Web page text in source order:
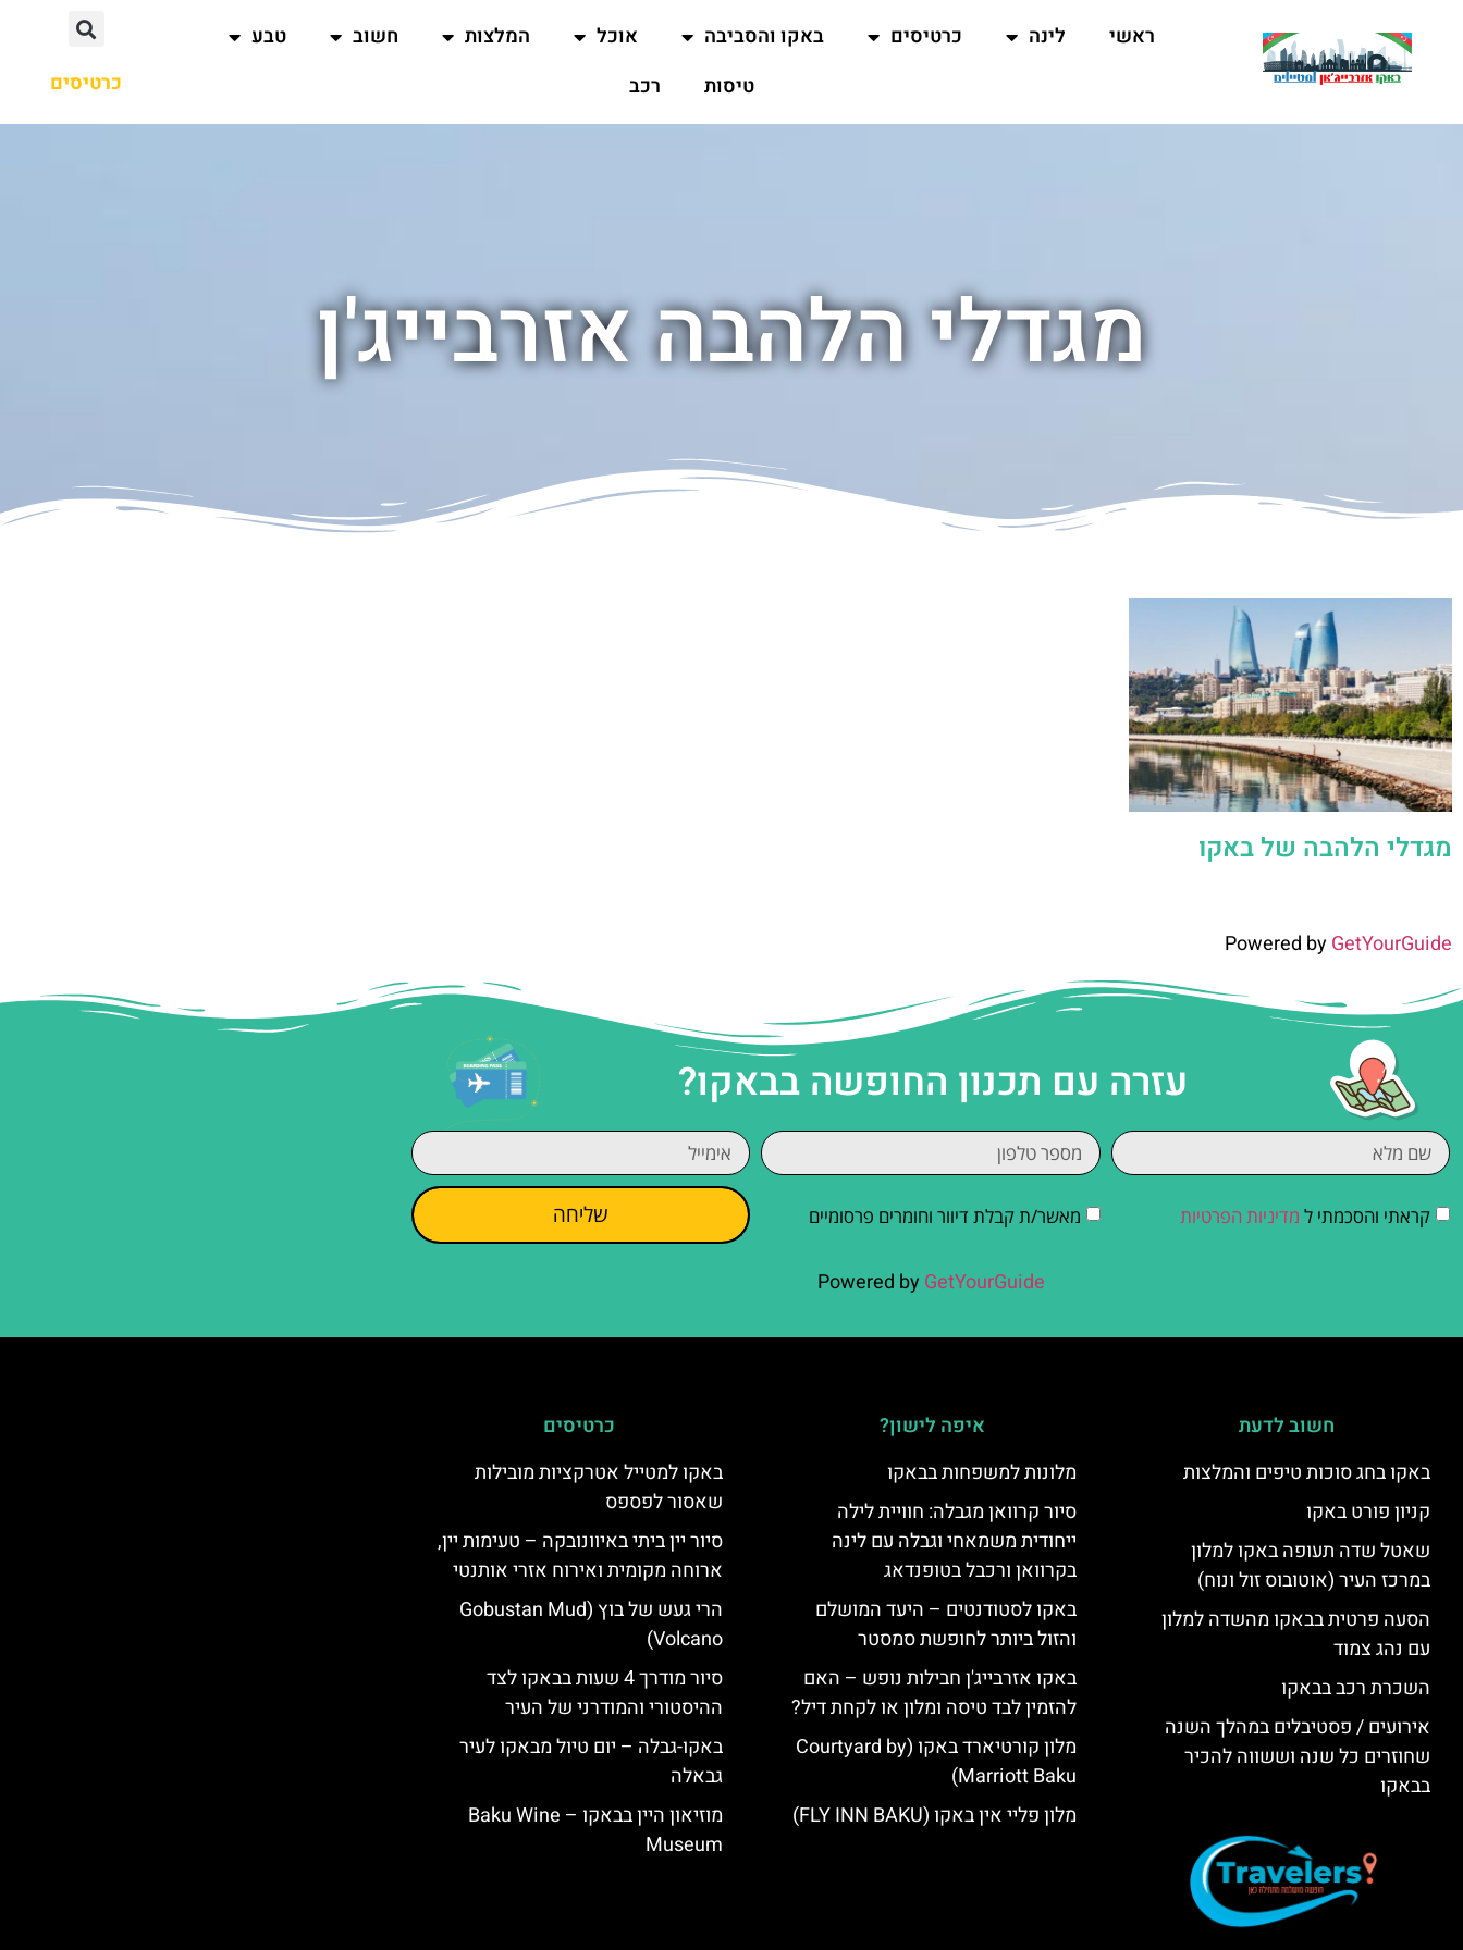
ראשי לינה כרטיסים באקו והסביבה אוכל המלצות חשוב
טבע
טיסות
רכב כרטיסים
מגדלי הלהבה אזרבייג'ן
מגדלי הלהבה של באקו
Powered byGetYourGuide
עזרה עם תכנון החופשה בבאקו?
קראתי והסכמתי ל מדיניות הפרטיות מאשר/ת קבלת דיוור וחומרים פרסומיים שליחה
Powered by GetYourGuide
חשוב לדעת
באקו בחג סוכות טיפים והמלצות
קניון פורט באקו
שאטל שדה תעופה באקו למלון
במרכז העיר (אוטובוס זול ונוח)
הסעה פרטית בבאקו מהשדה למלון
עם נהג צמוד
השכרת רכב בבאקו
אירועים / פסטיבלים במהלך השנה
שחוזרים כל שנה וששווה להכיר
בבאקו
איפה לישון?
מלונות למשפחות בבאקו
סיור קרוואן מגבלה: חוויית לילה
ייחודית משמאחי וגבלה עם לינה
בקרוואן ורכבל בטופנדאג
באקו לסטודנטים – היעד המושלם
והזול ביותר לחופשת סמסטר
באקו אזרבייג'ן חבילות נופש – האם
להזמין לבד טיסה ומלון או לקחת דיל?
מלון קורטיארד באקו (Courtyard by
Marriott Baku)
מלון פליי אין באקו (FLY INN BAKU)
כרטיסים
באקו למטייל אטרקציות מובילות
שאסור לפספס
סיור יין ביתי באיוונובקה – טעימות יין,
ארוחה מקומית ואירוח אזרי אותנטי
הרי געש של בוץ (Gobustan Mud
Volcano)
סיור מודרך 4 שעות בבאקו לצד
ההיסטורי והמודרני של העיר
באקו-גבלה – יום טיול מבאקו לעיר
גבאלה
מוזיאון היין בבאקו – Baku Wine
Museum